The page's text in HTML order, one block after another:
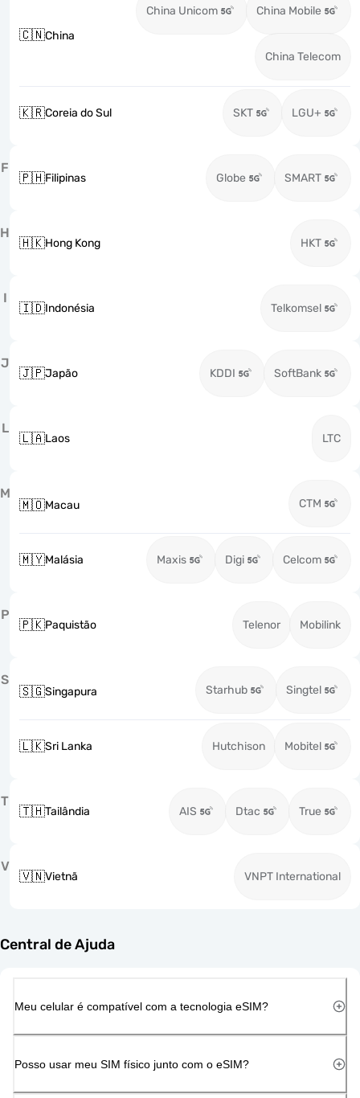
🇨🇳China
China Unicom China Mobile
China Telecom
🇰🇷Coreia do Sul SKT LGU+
F
🇵🇭Filipinas Globe SMART
H
🇭🇰Hong Kong HKT
I
🇮🇩Indonésia Telkomsel
J
🇯🇵Japão KDDI SoftBank
L
🇱🇦Laos LTC
M
🇲🇴Macau CTM
🇲🇾Malásia Maxis Digi Celcom
P
🇵🇰Paquistão Telenor Mobilink
S
🇸🇬Singapura Starhub Singtel
🇱🇰Sri Lanka Hutchison Mobitel
T
🇹🇭Tailândia AIS Dtac True
V
🇻🇳Vietnã VNPT International
Central de Ajuda
Meu celular é compatível com a tecnologia eSIM?
Posso usar meu SIM físico junto com o eSIM?